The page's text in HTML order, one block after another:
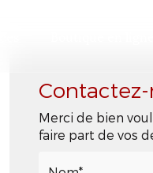
Merci de bien
faire part de vos